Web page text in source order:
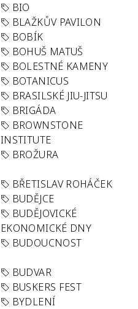
BIO
BLAŽKŮV PAVILON
BOBÍK
BOHUŠ MATUŠ
BOLESTNÉ KAMENY
BOTANICUS
BRASILSKÉ JIU-JITSU
BRIGÁDA
BROWNSTONE
INSTITUTE
BROŽURA
BŘETISLAV ROHÁČEK
BUDĚJCE
BUDĚJOVICKÉ
EKONOMICKÉ DNY
BUDOUCNOST
BUDVAR
BUSKERS FEST
BYDLENÍ